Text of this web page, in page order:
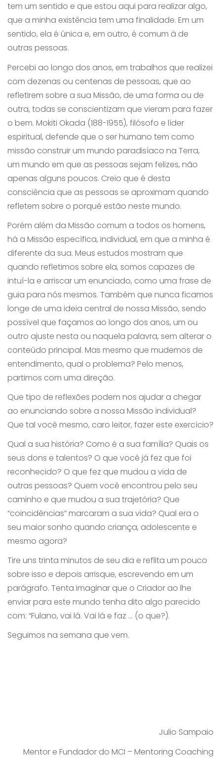
tem um sentido e que estou aqui para realizar algo,
que a minha existência tem uma finalidade. Em um
sentido, ela é única e, em outro, é comum à de
outras pessoas.
Percebi ao longo dos anos, em trabalhos que realizei
com dezenas ou centenas de pessoas, que ao
refletirem sobre a sua Missão, de uma forma ou de
outra, todas se conscientizam que vieram para fazer
o bem. Mokiti Okada (188-1955), filósofo e líder
espiritual, defende que o ser humano tem como
missão construir um mundo paradisíaco na Terra,
um mundo em que as pessoas sejam felizes, não
apenas alguns poucos. Creio que é desta
consciência que as pessoas se aproximam quando
refletem sobre o porquê estão neste mundo.
Porém além da Missão comum a todos os homens,
há a Missão específica, individual, em que a minha é
diferente da sua. Meus estudos mostram que
quando refletimos sobre ela, somos capazes de
intuí-la e arriscar um enunciado, como uma frase de
guia para nós mesmos. Também que nunca ficamos
longe de uma ideia central de nossa Missão, sendo
possível que façamos ao longo dos anos, um ou
outro ajuste nesta ou naquela palavra, sem alterar o
conteúdo principal. Mas mesmo que mudemos de
entendimento, qual o problema? Pelo menos,
partimos com uma direção.
Que tipo de reflexões podem nos ajudar a chegar
ao enunciando sobre a nossa Missão individual?
Que tal você mesmo, caro leitor, fazer este exercício?
Qual a sua história? Como é a sua família? Quais os
seus dons e talentos? O que você já fez que foi
reconhecido? O que fez que mudou a vida de
outras pessoas? Quem você encontrou pelo seu
caminho e que mudou a sua trajetória? Que
“coincidências” marcaram a sua vida? Qual era o
seu maior sonho quando criança, adolescente e
mesmo agora?
Tire uns trinta minutos de seu dia e reflita um pouco
sobre isso e depois arrisque, escrevendo em um
parágrafo. Tenta imaginar que o Criador ao lhe
enviar para este mundo tenha dito algo parecido
com: “Fulano, vai lá. Vai lá e faz ... (o que?).
Seguimos na semana que vem.
Julio Sampaio
Mentor e Fundador do MCI – Mentoring Coaching